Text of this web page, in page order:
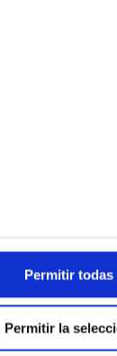
Permitir todas
Permitir la